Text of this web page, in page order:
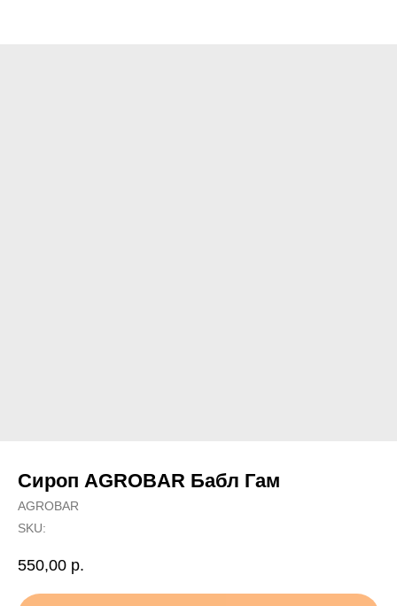
Сироп AGROBAR Бабл Гам
AGROBAR
SKU:
550,00 р.